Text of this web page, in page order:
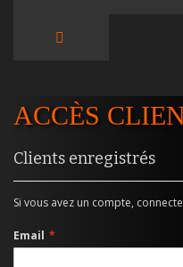
ACCÈS
Clients enregistrés
Si vous avez un compte,
Email